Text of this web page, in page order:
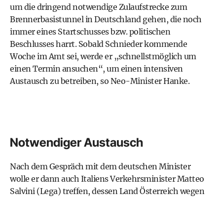
um die dringend notwendige Zulaufstrecke zum
Brennerbasistunnel in Deutschland gehen, die noch
immer eines Startschusses bzw. politischen
Beschlusses harrt. Sobald Schnieder kommende
Woche im Amt sei, werde er „schnellstmöglich um
einen Termin ansuchen“, um einen intensiven
Austausch zu betreiben, so Neo-Minister Hanke.
Notwendiger Austausch
Nach dem Gespräch mit dem deutschen Minister
wolle er dann auch Italiens Verkehrsminister Matteo
Salvini (Lega) treffen, dessen Land Österreich wegen